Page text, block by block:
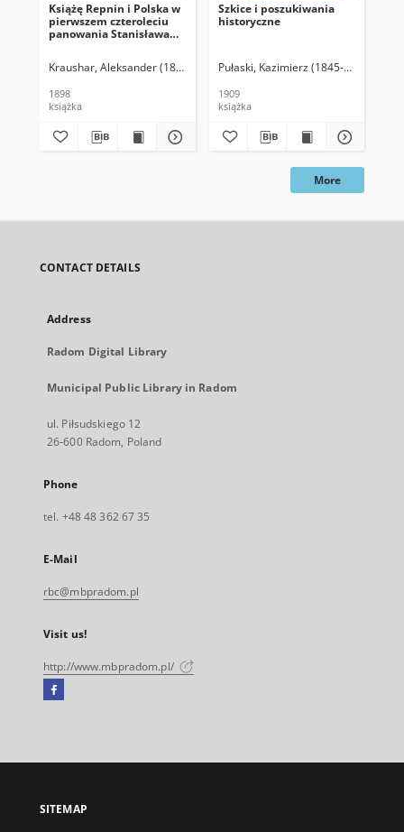
Książę Repnin i Polska w
pierwszem czteroleciu
panowania Stanisława
Kraushar, Aleksander (1843-1931)
1898
książka
Szkice i poszukiwania
historyczne
Pułaski, Kazimierz (1845-1926)
1909
książka
More
CONTACT DETAILS
Address
Radom Digital Library
Municipal Public Library in Radom
ul. Piłsudskiego 12
26-600 Radom, Poland
Phone
tel. +48 48 362 67 35
E-Mail
rbc@mbpradom.pl
Visit us!
http://www.mbpradom.pl/
Facebook
open
new
SITEMAP